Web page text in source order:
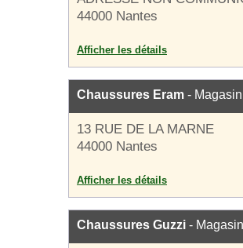
44000 Nantes
Afficher les détails
Chaussures Eram -
13 RUE DE LA MARNE
44000 Nantes
Afficher les détails
Chaussures Guzzi -